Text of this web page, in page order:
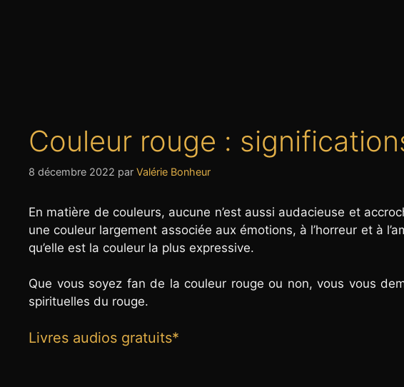
Couleur rouge :
8 décembre 2022 par Valérie Bonheur
En matière de couleurs, aucune n’est aussi audacieuse et
une couleur largement associée aux émotions, à l’horreur et à
qu’elle est la couleur la plus expressive.
Que vous soyez fan de la couleur rouge ou non, vous vous
spirituelles du rouge.
Livres audios gratuits*